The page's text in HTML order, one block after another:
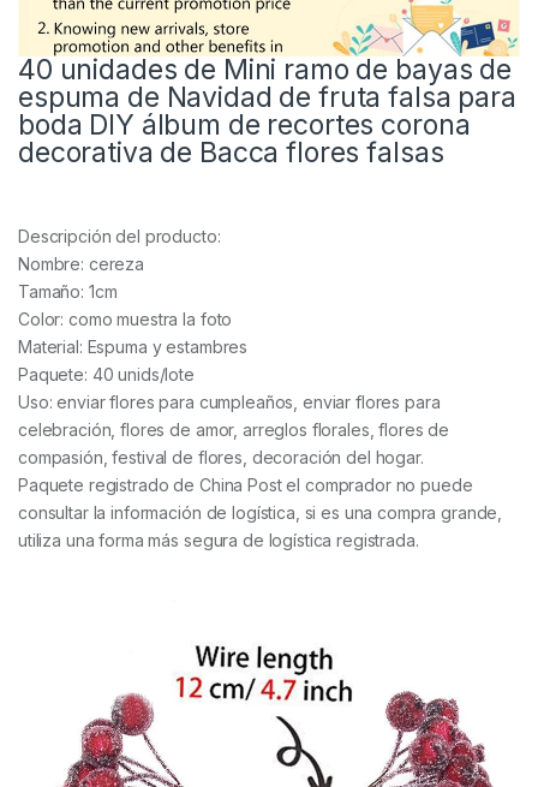
40 unidades de Mini ramo de bayas de
espuma de Navidad de fruta falsa para
boda DIY álbum de recortes corona
decorativa de Bacca flores falsas
Descripción del producto:
Nombre: cereza
Tamaño: 1cm
Color: como muestra la foto
Material: Espuma y estambres
Paquete: 40 unids/lote
Uso: enviar flores para cumpleaños, enviar flores para
celebración, flores de amor, arreglos florales, flores de
compasión, festival de flores, decoración del hogar.
Paquete registrado de China Post el comprador no puede
consultar la información de logística, si es una compra grande,
utiliza una forma más segura de logística registrada.